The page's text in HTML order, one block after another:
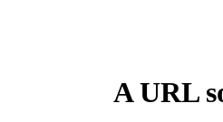
A URL